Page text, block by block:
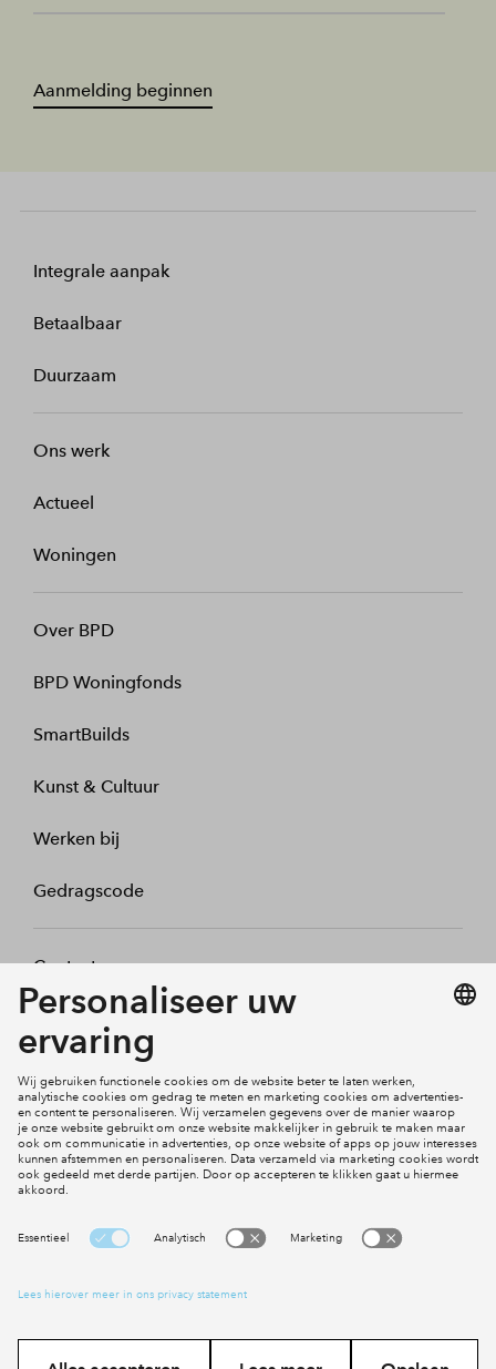
Aanmelding beginnen
Integrale aanpak
Betaalbaar
Duurzaam
Ons werk
Actueel
Woningen
Over BPD
BPD Woningfonds
SmartBuilds
Kunst & Cultuur
Werken bij
Gedragscode
Contact
Mijn profiel
Social Media
Cookies